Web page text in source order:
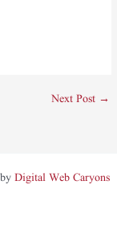
Next Post →
Digital Web Caryons